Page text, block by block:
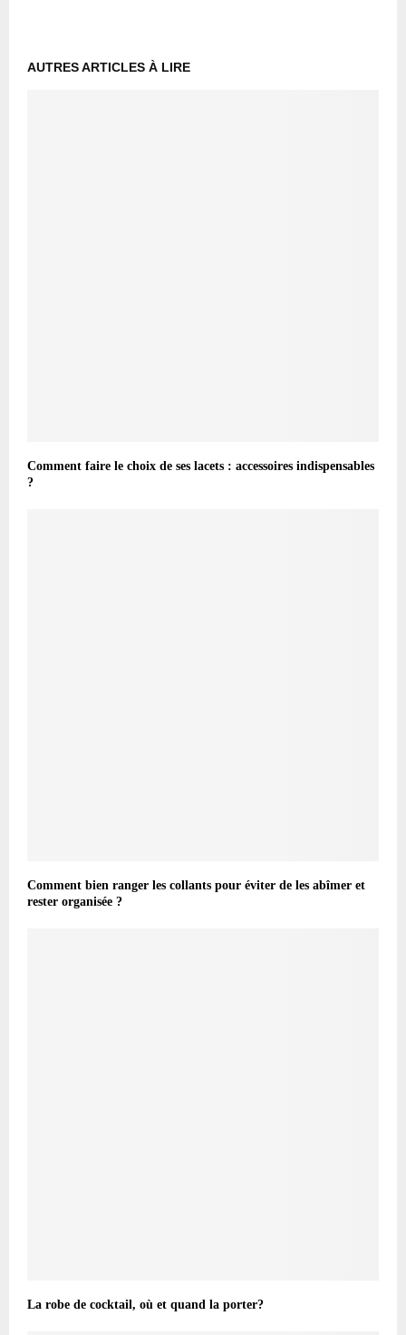
AUTRES ARTICLES À LIRE
Comment faire le choix de ses lacets : accessoires indispensables
?
Comment bien ranger les collants pour éviter de les abîmer et
rester organisée ?
La robe de cocktail, où et quand la porter?